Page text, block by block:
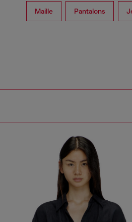
Maille Pantalons